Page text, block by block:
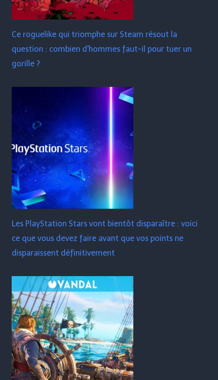
Ce roguelike qui triomphe sur Steam résout la
question : combien d'hommes faut-il pour tuer un
gorille ?
Les PlayStation Stars vont bientôt disparaître : voici
ce que vous devez faire avant que vos points ne
disparaissent définitivement